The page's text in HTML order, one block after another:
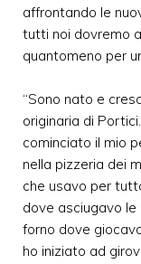
affrontando le
tutti noi dovremo
quantomeno per
“Sono nato e
originaria di
cominciato il mio
nella pizzeria dei
che usavo per
dove asciugavo le
forno dove
ho iniziato ad